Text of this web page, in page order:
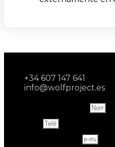
+34 607 147 641
info@wolfproject.es